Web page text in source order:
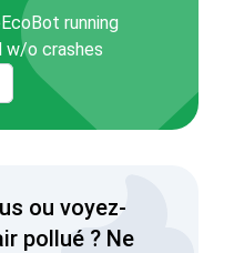
running
w/o crashes
ou voyez-
pollué ? Ne